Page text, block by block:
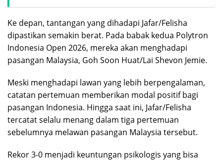
Ke depan, tantangan yang dihadapi Jafar/Felisha
dipastikan semakin berat. Pada babak kedua Polytron
Indonesia Open 2026, mereka akan menghadapi
pasangan Malaysia, Goh Soon Huat/Lai Shevon Jemie.
Meski menghadapi lawan yang lebih berpengalaman,
catatan pertemuan memberikan modal positif bagi
pasangan Indonesia. Hingga saat ini, Jafar/Felisha
tercatat selalu menang dalam tiga pertemuan
sebelumnya melawan pasangan Malaysia tersebut.
Rekor 3-0 menjadi keuntungan psikologis yang bisa